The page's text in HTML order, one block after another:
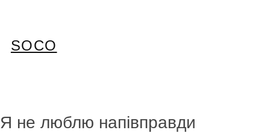
SOCO
Я не люблю напівправди